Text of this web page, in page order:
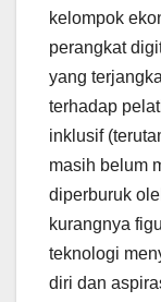
kelompok
perangkat
yang
terhadap
inklusif
masih belum
diperburuk
kurangnya
teknologi
diri dan